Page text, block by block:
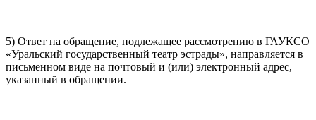
5) Ответ на обращение, подлежащее рассмотрению в ГАУКСО
«Уральский государственный театр эстрады», направляется в
письменном виде на почтовый и (или) электронный адрес,
указанный в обращении.